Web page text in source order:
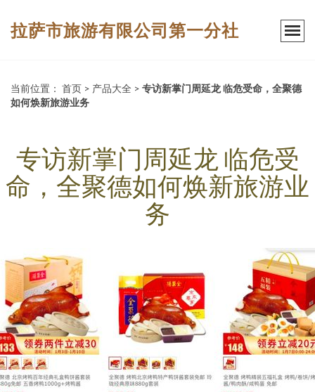
拉萨市旅游有限公司第一分社
当前位置： 首页 > 产品大全 > 专访新掌门周延龙 临危受命，全聚德
如何焕新旅游业务
专访新掌门周延龙 临危受
命，全聚德如何焕新旅游业
务